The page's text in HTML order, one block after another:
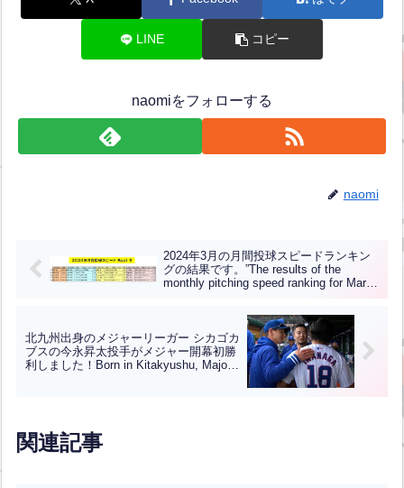
LINE コピー
naomiをフォローする
naomi
2024年3月の月間投球スピードランキン
グの結果です。”The results of the
monthly pitching speed ranking for March
北九州出身のメジャーリーガー シカゴカ
ブスの今永昇太投手がメジャー開幕初勝
利しました！Born in Kitakyushu, Major
関連記事